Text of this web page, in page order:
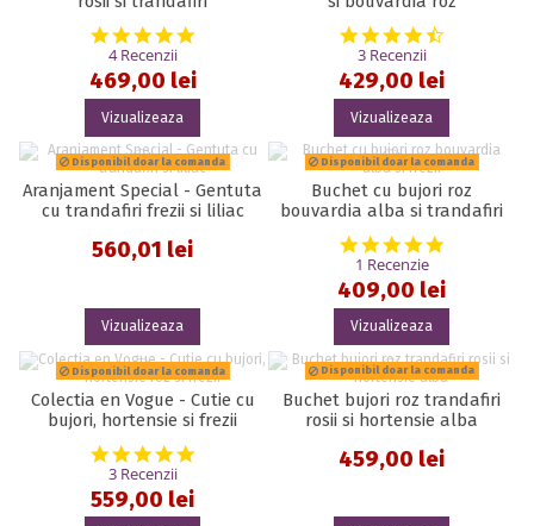
5.0 star rating
4 Recenzii
469,00 lei
Vizualizeaza
4.7 star
3 Recenzii
429,00 lei
Vizualizeaza
Disponibil doar la comanda
Aranjament Special - Gentuta
cu trandafiri frezii si liliac
560,01 lei
Vizualizeaza
Disponibil doar la comanda
Buchet cu bujori roz
bouvardia alba si trandafiri
5.0 star
1 Recenzie
409,00 lei
Vizualizeaza
Disponibil doar la comanda
Colectia en Vogue - Cutie cu
bujori, hortensie si frezii
5.0 star rating
3 Recenzii
559,00 lei
Disponibil doar la comanda
Buchet bujori roz trandafiri
rosii si hortensie alba
459,00 lei